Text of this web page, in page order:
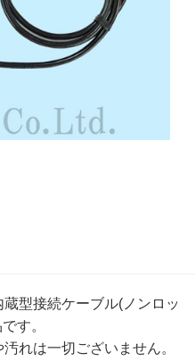
型接続ケーブル(ノンロッ
す。
れは一切ございません。